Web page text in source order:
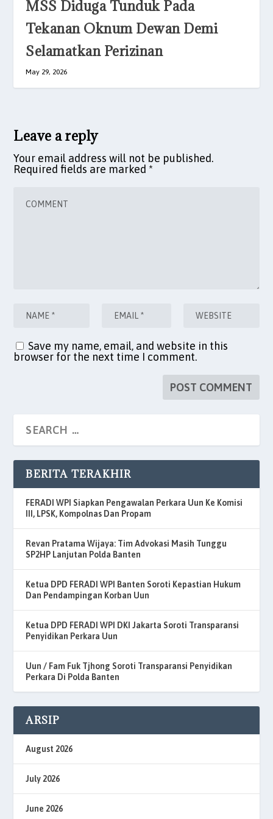
MSS Diduga Tunduk Pada
Tekanan Oknum Dewan Demi
Selamatkan Perizinan
May 29, 2026
Leave a reply
Your email address will not be published.
Required fields are marked *
Save my name, email, and website in this
browser for the next time I comment.
BERITA TERAKHIR
FERADI WPI Siapkan Pengawalan Perkara Uun Ke Komisi
III, LPSK, Kompolnas Dan Propam
Revan Pratama Wijaya: Tim Advokasi Masih Tunggu
SP2HP Lanjutan Polda Banten
Ketua DPD FERADI WPI Banten Soroti Kepastian Hukum
Dan Pendampingan Korban Uun
Ketua DPD FERADI WPI DKI Jakarta Soroti Transparansi
Penyidikan Perkara Uun
Uun / Fam Fuk Tjhong Soroti Transparansi Penyidikan
Perkara Di Polda Banten
ARSIP
August 2026
July 2026
June 2026